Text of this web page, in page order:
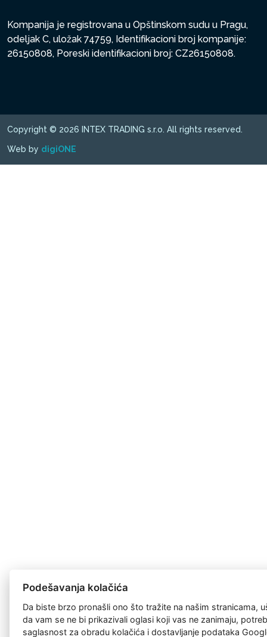
Kompanija je registrovana u Opštinskom sudu u Pragu,
odeljak C, uložak 74759, Identifikacioni broj kompanije:
26150808, Poreski identifikacioni broj: CZ26150808.
Copyright © 2026 INTEX TRADING s.r.o. All rights reserved.
Web by digiONE
Podešavanja kolačića
Da biste brzo pronašli ono što tražite na našim stranicama,
da vam se ne bi prikazivali oglasi koji vas ne zanimaju,
saglasnost zaobradu kolačića i dostavljanje podataka